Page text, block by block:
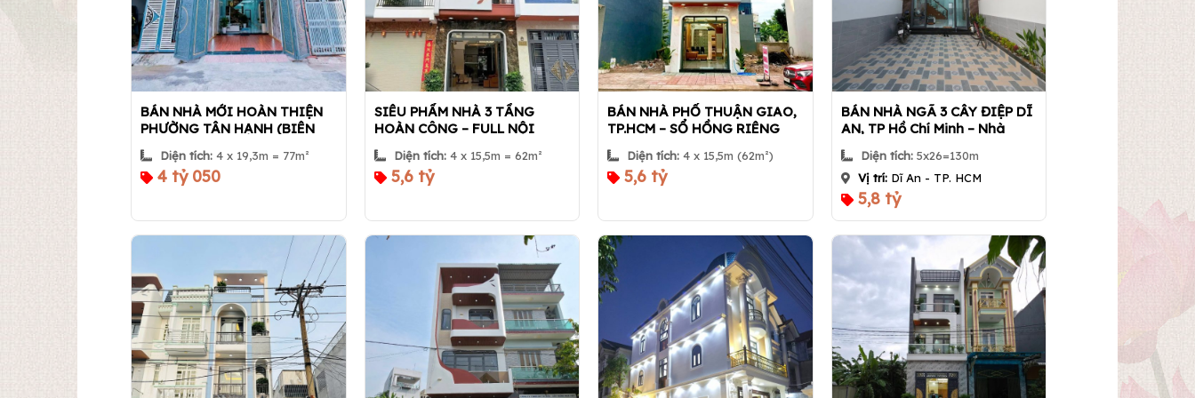
BÁN NHÀ MỚI HOÀN THIỆN
PHƯỜNG TÂN HẠNH (BIÊN
HÒA) – GẦN NGÃ TƯ BÌNH
TRỊ, SÁT PHƯỜNG TÂN ĐÔNG
HIỆP, TP.HCM | Nhà 360
Diện tích: 4 x 19,3m = 77m²
4 tỷ 050
SIÊU PHẨM NHÀ 3 TẦNG
HOÀN CÔNG – FULL NỘI
THẤT – SÁT AEON MALL BÌNH
DƯƠNG – GIÁ CHỈ 5,6 TỶ |
Nhà 360
Diện tích:4 x 15,5m = 62m²
5,6 tỷ
BÁN NHÀ PHỐ THUẬN GIAO,
TP.HCM – SỔ HỒNG RIÊNG
HOÀN CÔNG – TẶNG FULL
NỘI THẤT – GIÁ CHỈ 5,6 TỶ |
Nhà 360
Diện tích: 4 x 15,5m (62m²)
5,6 tỷ
BÁN NHÀ NGÃ 3 CÂY ĐIỆP DĨ
AN, TP Hồ Chí Minh – Nhà
TRỆT LẦU – SÂN XE 16 CHỖ –
HOÀN CÔNG ĐẦY ĐỦ
Diện tích:5x26=130m
Vị trí:Dĩ An - TP. HCM
5,8 tỷ